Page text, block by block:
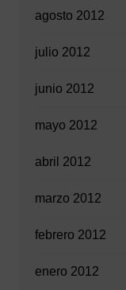
agosto 2012
julio 2012
junio 2012
mayo 2012
abril 2012
marzo 2012
febrero 2012
enero 2012